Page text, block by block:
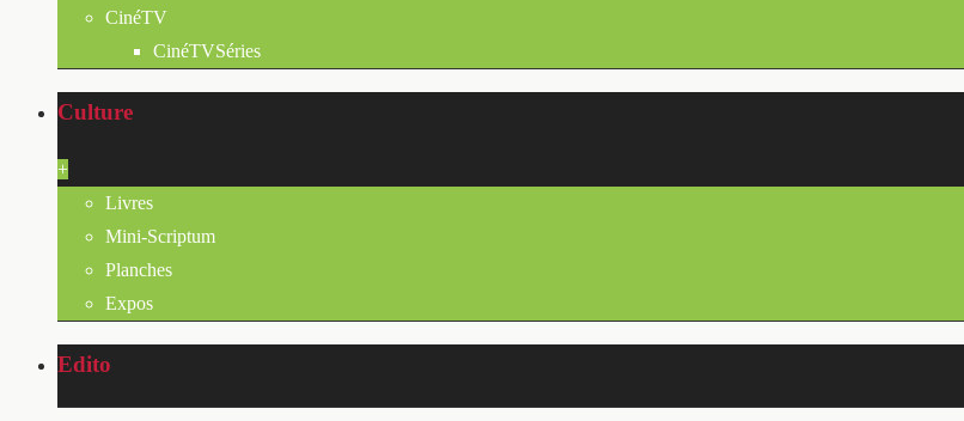
CinéTV
CinéTVSéries
Culture
+
Livres
Mini-Scriptum
Planches
Expos
Edito